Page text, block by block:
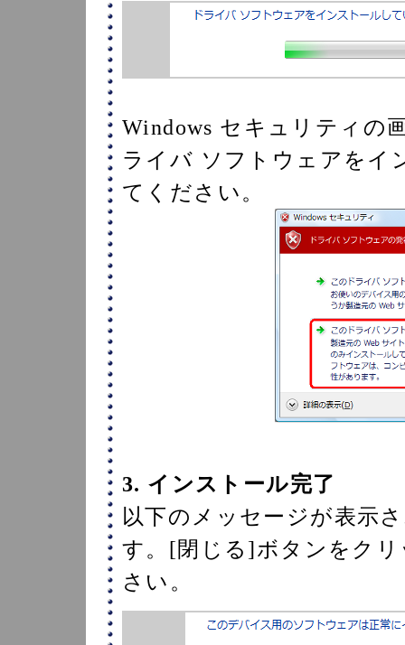
Windows セキュリティの
ライバ ソフトウェアをイ
てください。
3. インストール完了
以下のメッセージが表示
す。[閉じる]ボタンをク
さい。